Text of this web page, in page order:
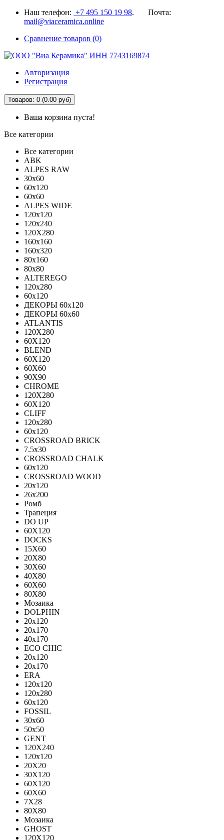
Наш телефон: +7 495 150 19 98. Почта:
mail@viaceramica.online
Сравнение товаров (0)
Авторизация
Регистрация
Товаров: 0 (0.00 руб)
Ваша корзина пуста!
Все категории
Все категории
ABK
ALPES RAW
30x60
60x120
60x60
ALPES WIDE
120x120
120x240
120X280
160x160
160x320
80x160
80x80
ALTEREGO
120х280
60х120
ДЕКОРЫ 60х120
ДЕКОРЫ 60х60
ATLANTIS
120X280
60X120
BLEND
60Х120
60Х60
90Х90
CHROME
120X280
60X120
CLIFF
120x280
60x120
CROSSROAD BRICK
7.5х30
CROSSROAD CHALK
60х120
CROSSROAD WOOD
20х120
26х200
Ромб
Трапеция
DO UP
60X120
DOCKS
15X60
20X80
30X60
40X80
60X60
80X80
Мозаика
DOLPHIN
20x120
20x170
40x170
ECO CHIC
20х120
20х170
ERA
120x120
120x280
60x120
FOSSIL
30x60
50x50
GENT
120X240
120х120
20X20
30X120
60X120
60X60
7X28
80X80
Мозаика
GHOST
120X120